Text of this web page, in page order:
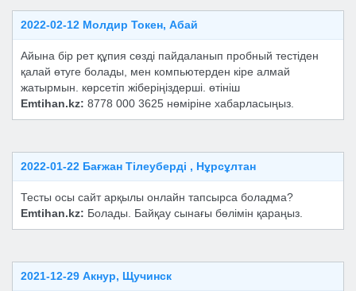
2022-02-12 Молдир Токен, Абай
Айына бір рет құпия сөзді пайдаланып пробный тестіден
қалай өтуге болады, мен компьютерден кіре алмай
жатырмын. көрсетіп жіберіңіздерші. өтініш
Emtihan.kz: 8778 000 3625 нөміріне хабарласыңыз.
2022-01-22 Бағжан Тілеуберді , Нұрсұлтан
Тесты осы сайт арқылы онлайн тапсырса боладма?
Emtihan.kz: Болады. Байқау сынағы бөлімін қараңыз.
2021-12-29 Акнур, Щучинск